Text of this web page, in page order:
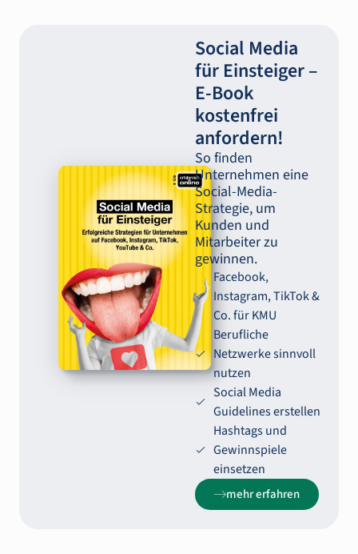
Social Media
für Einsteiger –
E-‍Book
kostenfrei
anfordern!
So finden
Unternehmen eine
Social-Media-
Strategie, um
Kunden und
Mitarbeiter zu
gewinnen.
Facebook,
Instagram, TikTok &
Co. für KMU
Berufliche
Netzwerke sinnvoll
nutzen
Social Media
Guidelines erstellen
Hashtags und
Gewinnspiele
einsetzen
mehr erfahren